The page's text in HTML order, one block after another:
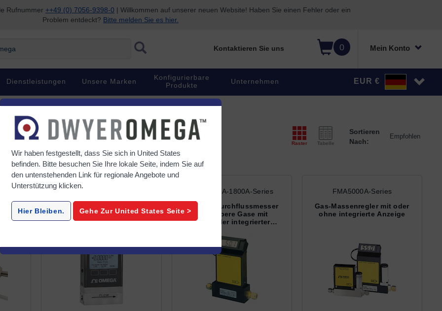
Rufnummer ++49 (0) 7056-9398-0 | Willkommen auf unserer neuen Website! Haben Sie einen Fehler oder ein
Problem entdeckt? Bitte melden Sie es hier.
0 Mein Konto
Kontaktieren Sie uns
Dienstleistungen Unsere Marken
Konfigurierbare
Produkte
Unternehmen EUR €
Raster Tabelle
Sortieren
Nach:
Volumenstrommesser
FMA1700A-1800A-Series
Massen-Durchflussmesser
für saubere Gase mit
optionaler integrierter
FMA5000A-Series
Gas-Massenregler mit oder
ohne integrierte Anzeige
Wir haben festgestellt, dass Sie sich in United States
befinden. Bitte besuchen Sie Ihre lokale Seite, indem Sie auf
den untenstehenden Link für regionale Angebote und
Unterstützung klicken.
Hier Bleiben. Gehe ZurUnited States Seite >